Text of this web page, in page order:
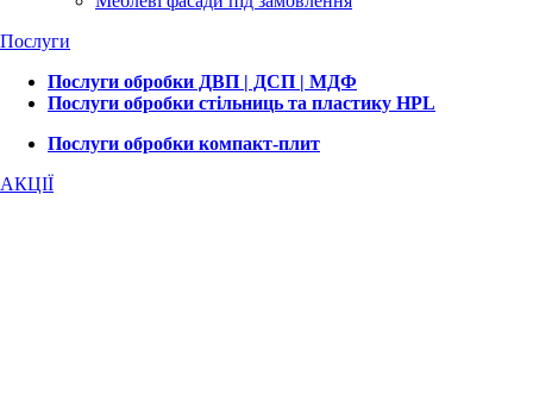
Послуги
Послуги обробки ДВП | ДСП | МДФ
Послуги обробки стільниць та пластику HPL
Послуги обробки компакт-плит
АКЦІЇ